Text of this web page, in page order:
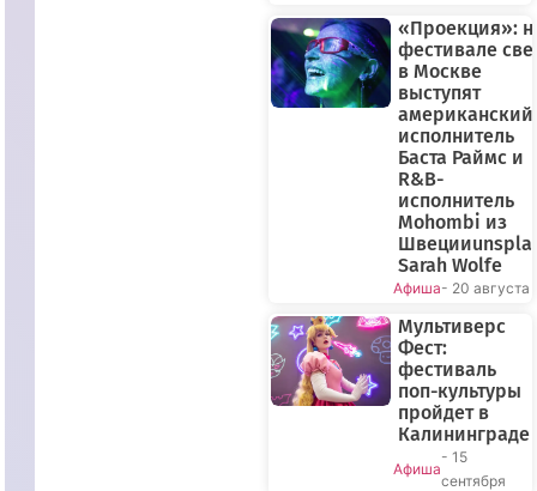
«Проекция»:
фестивале
в Москве
выступят
американский
исполнитель
Баста Раймс и
R&B-
исполнитель
Mohombi из
Sarah Wolfe
Афиша- 20 августа
Мультиверс
Фест:
фестиваль
поп-культуры
пройдет в
Калининграде
Афиша
- 15
сентября